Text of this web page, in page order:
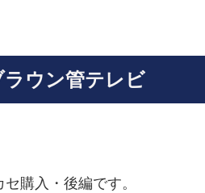
ウン管テレビ
購入・後編です。